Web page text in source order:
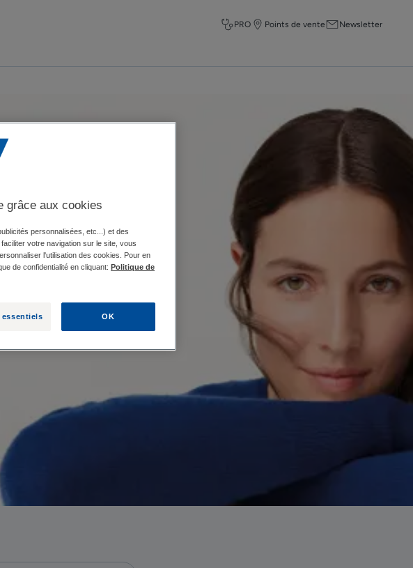
PRO Points de vente Newsletter
grâce aux cookies
personnalisées, etc...) et des
votre navigation sur le site, vous
l'utilisation des cookies. Pour en
de confidentialité en cliquant: Politique de
essentiels OK